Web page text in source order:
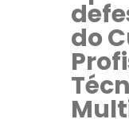
do